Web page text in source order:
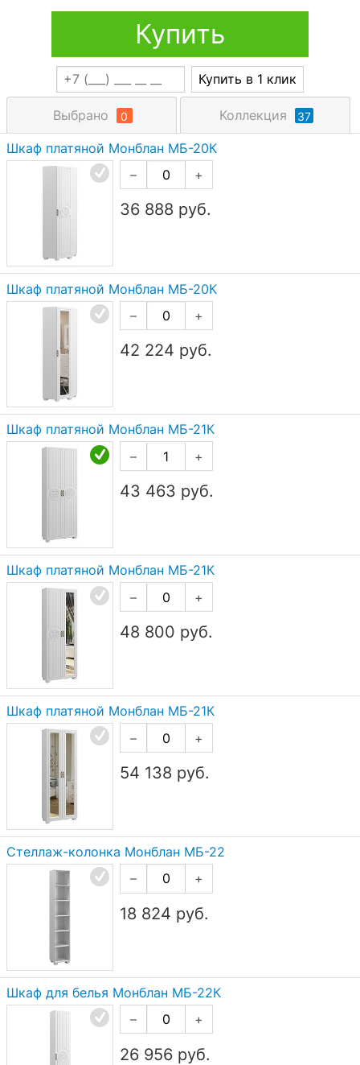
Купить
Купить в 1 клик
Выбрано 0 Коллекция 37
Шкаф платяной Монблан МБ-20К
–
+
36 888 руб.
Шкаф платяной Монблан МБ-20К
–
+
42 224 руб.
Шкаф платяной Монблан МБ-21К
–
+
43 463 руб.
Шкаф платяной Монблан МБ-21К
–
+
48 800 руб.
Шкаф платяной Монблан МБ-21К
–
+
54 138 руб.
Стеллаж-колонка Монблан МБ-22
–
+
18 824 руб.
Шкаф для белья Монблан МБ-22К
–
+
26 956 руб.